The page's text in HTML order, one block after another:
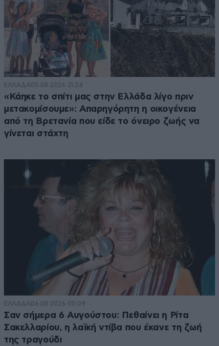
ΕΛΛΑΔΑ05·08·2026 21:24
«Κάηκε το σπίτι μας στην Ελλάδα λίγο πριν
μετακομίσουμε»: Απαρηγόρητη η οικογένεια
από τη Βρετανία που είδε το όνειρο ζωής να
γίνεται στάχτη
ΕΛΛΑΔΑ06·08·2026 00:09
Σαν σήμερα 6 Αυγούστου: Πεθαίνει η Ρίτα
Σακελλαρίου, η λαϊκή ντίβα που έκανε τη ζωή
της τραγούδι